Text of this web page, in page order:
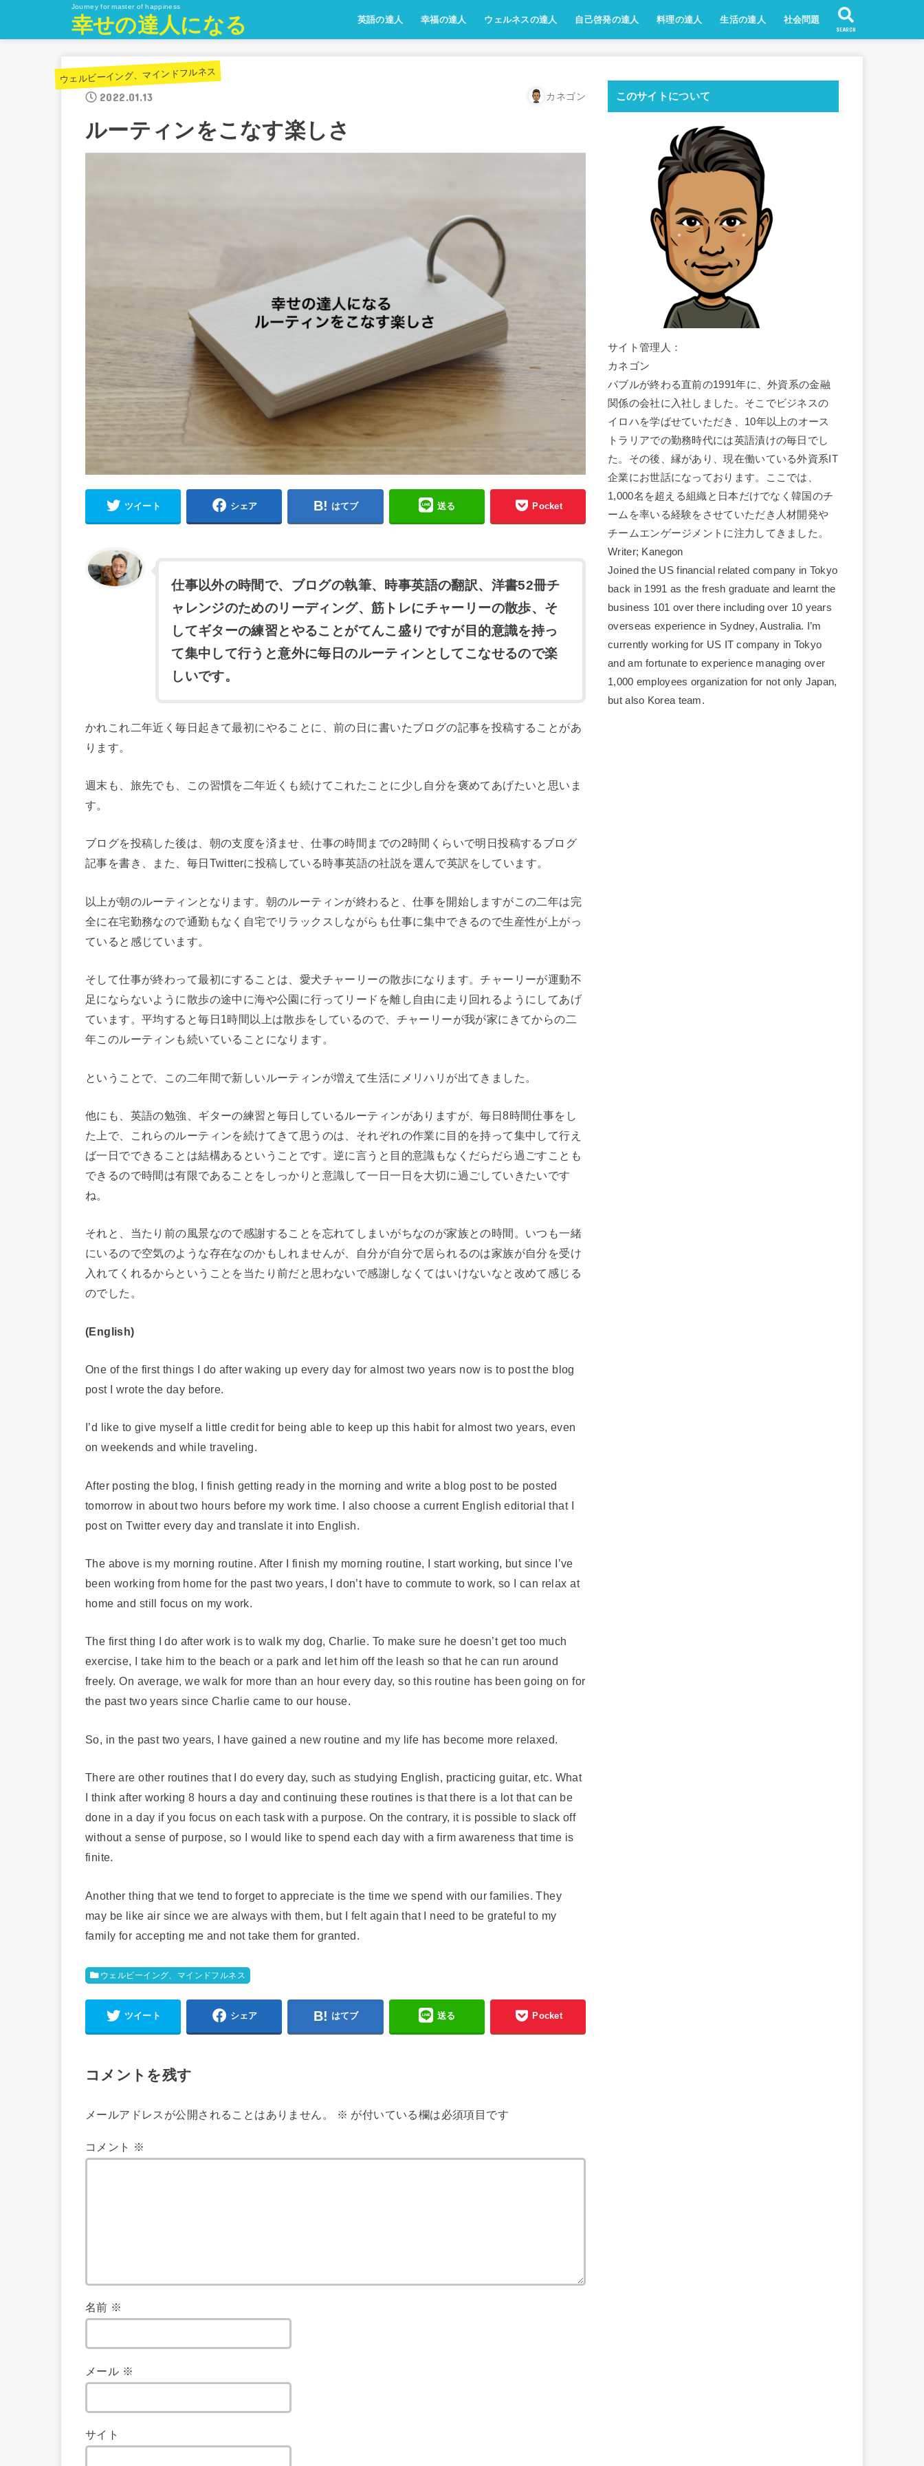
Journey for master of happiness
幸せの達人になる 英語の達人 幸福の達人 ウェルネスの達人 自己啓発の達人 料理の達人 生活の達人 社会問題
SEARCH
ウェルビーイング、マインドフルネス
2022.01.13 カネゴン
ルーティンをこなす楽しさ
ツイート シェア はてブ 送る Pocket
仕事以外の時間で、ブログの執筆、時事英語の翻訳、洋書52冊チ
ャレンジのためのリーディング、筋トレにチャーリーの散歩、そ
してギターの練習とやることがてんこ盛りですが目的意識を持っ
て集中して行うと意外に毎日のルーティンとしてこなせるので楽
しいです。
かれこれ二年近く毎日起きて最初にやることに、前の日に書いたブログの記事を投稿することがあ
ります。
週末も、旅先でも、この習慣を二年近くも続けてこれたことに少し自分を褒めてあげたいと思いま
す。
ブログを投稿した後は、朝の支度を済ませ、仕事の時間までの2時間くらいで明日投稿するブログ
記事を書き、また、毎日Twitterに投稿している時事英語の社説を選んで英訳をしています。
以上が朝のルーティンとなります。朝のルーティンが終わると、仕事を開始しますがこの二年は完
全に在宅勤務なので通勤もなく自宅でリラックスしながらも仕事に集中できるので生産性が上がっ
ていると感じています。
そして仕事が終わって最初にすることは、愛犬チャーリーの散歩になります。チャーリーが運動不
足にならないように散歩の途中に海や公園に行ってリードを離し自由に走り回れるようにしてあげ
ています。平均すると毎日1時間以上は散歩をしているので、チャーリーが我が家にきてからの二
年このルーティンも続いていることになります。
ということで、この二年間で新しいルーティンが増えて生活にメリハリが出てきました。
他にも、英語の勉強、ギターの練習と毎日しているルーティンがありますが、毎日8時間仕事をし
た上で、これらのルーティンを続けてきて思うのは、それぞれの作業に目的を持って集中して行え
ば一日でできることは結構あるということです。逆に言うと目的意識もなくだらだら過ごすことも
できるので時間は有限であることをしっかりと意識して一日一日を大切に過ごしていきたいです
ね。
それと、当たり前の風景なので感謝することを忘れてしまいがちなのが家族との時間。いつも一緒
にいるので空気のような存在なのかもしれませんが、自分が自分で居られるのは家族が自分を受け
入れてくれるからということを当たり前だと思わないで感謝しなくてはいけないなと改めて感じる
のでした。
(English)
One of the first things I do after waking up every day for almost two years now is to post the blog
post I wrote the day before.
I’d like to give myself a little credit for being able to keep up this habit for almost two years, even
on weekends and while traveling.
After posting the blog, I finish getting ready in the morning and write a blog post to be posted
tomorrow in about two hours before my work time. I also choose a current English editorial that I
post on Twitter every day and translate it into English.
The above is my morning routine. After I finish my morning routine, I start working, but since I’ve
been working from home for the past two years, I don’t have to commute to work, so I can relax at
home and still focus on my work.
The first thing I do after work is to walk my dog, Charlie. To make sure he doesn’t get too much
exercise, I take him to the beach or a park and let him off the leash so that he can run around
freely. On average, we walk for more than an hour every day, so this routine has been going on for
the past two years since Charlie came to our house.
So, in the past two years, I have gained a new routine and my life has become more relaxed.
There are other routines that I do every day, such as studying English, practicing guitar, etc. What
I think after working 8 hours a day and continuing these routines is that there is a lot that can be
done in a day if you focus on each task with a purpose. On the contrary, it is possible to slack off
without a sense of purpose, so I would like to spend each day with a firm awareness that time is
finite.
Another thing that we tend to forget to appreciate is the time we spend with our families. They
may be like air since we are always with them, but I felt again that I need to be grateful to my
family for accepting me and not take them for granted.
ウェルビーイング、マインドフルネス
ツイート シェア はてブ 送る Pocket
コメントを残す
メールアドレスが公開されることはありません。 ※ が付いている欄は必須項目です
コメント ※
名前 ※
メール ※
サイト
このサイトについて
サイト管理人：
カネゴン
バブルが終わる直前の1991年に、外資系の金融
関係の会社に入社しました。そこでビジネスの
イロハを学ばせていただき、10年以上のオース
トラリアでの勤務時代には英語漬けの毎日でし
た。その後、縁があり、現在働いている外資系IT
企業にお世話になっております。ここでは、
1,000名を超える組織と日本だけでなく韓国のチ
ームを率いる経験をさせていただき人材開発や
チームエンゲージメントに注力してきました。
Writer; Kanegon
Joined the US financial related company in Tokyo
back in 1991 as the fresh graduate and learnt the
business 101 over there including over 10 years
overseas experience in Sydney, Australia. I’m
currently working for US IT company in Tokyo
and am fortunate to experience managing over
1,000 employees organization for not only Japan,
but also Korea team.